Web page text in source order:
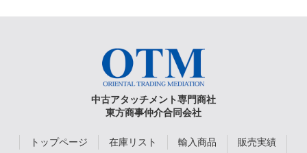
中古アタッチメント専門商社
東方商事仲介合同会社
トップページ 在庫リスト 輸入商品 販売実績